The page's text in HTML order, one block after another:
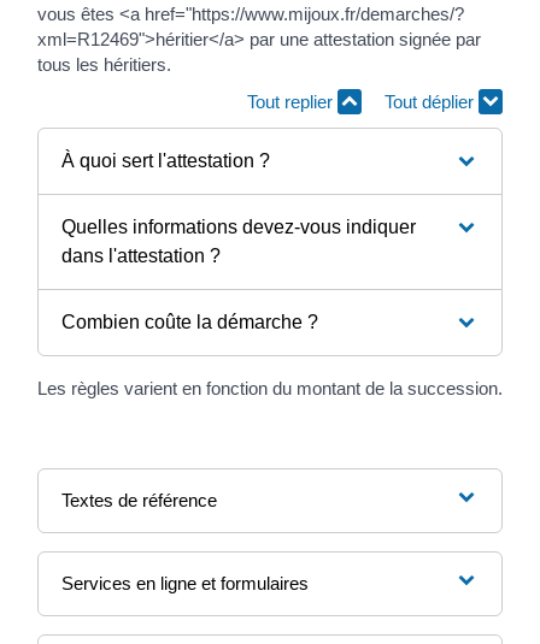
vous êtes <a href="https://www.mijoux.fr/demarches/?
xml=R12469">héritier</a> par une attestation signée par
tous les héritiers.
Tout replier
Tout déplier
À quoi sert l'attestation ?
Quelles informations devez-vous indiquer
dans l'attestation ?
Combien coûte la démarche ?
Les règles varient en fonction du montant de la succession.
Textes de référence
Services en ligne et formulaires